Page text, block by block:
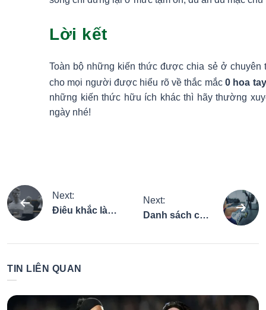
Lời kết
Toàn bộ những kiến thức được chia sẻ ở chuyên
cho mọi người được hiểu rõ về thắc mắc 0 hoa
những kiến thức hữu ích khác thì hãy thường
ngày nhé!
Điều
bài
viết
Next:
Điêu khắc là
cơ bản nhất
Next:
Danh sách các
gym thông
TIN LIÊN QUAN